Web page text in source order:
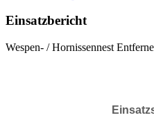
Einsatzbericht
Wespen- / Hornissennest